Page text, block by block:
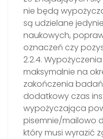
nie będą
są udzielane
naukowych,
oznaczeń czy
2.2.4.
maksymalnie na
zakończenia
dodatkowy czas
wypożyczająca
pisemnie/mailowo
który musi wyrazić